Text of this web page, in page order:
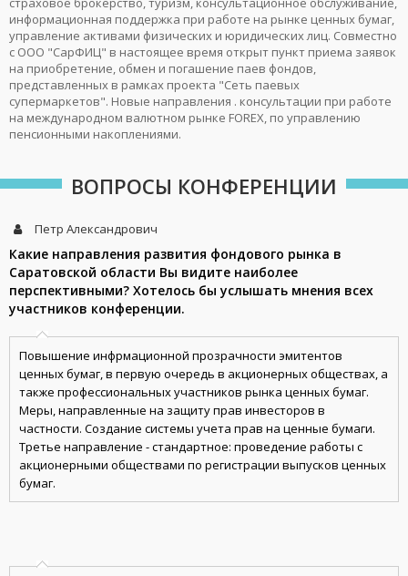
информационная поддержка при работе на рынке ценных бумаг,
управление активами физических и юридических лиц. Совместно
с ООО "СарФИЦ" в настоящее время открыт пункт приема заявок
на приобретение, обмен и погашение паев фондов,
представленных в рамках проекта "Сеть паевых
супермаркетов". Новые направления . консультации при работе
на международном валютном рынке FOREX, по управлению
пенсионными накоплениями.
ВОПРОСЫ КОНФЕРЕНЦИИ
Петр Александрович
Какие направления развития фондового рынка в
Саратовской области Вы видите наиболее
перспективными? Хотелось бы услышать мнения всех
участников конференции.
Повышение инфрмационной прозрачности эмитентов
ценных бумаг, в первую очередь в акционерных обществах, а
также профессиональных участников рынка ценных бумаг.
Меры, направленные на защиту прав инвесторов в
частности. Создание системы учета прав на ценные бумаги.
Третье направление - стандартное: проведение работы с
акционерными обществами по регистрации выпусков ценных
бумаг.